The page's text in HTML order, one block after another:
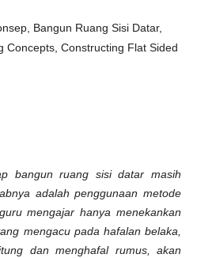
Bangun Ruang Sisi Datar,
Concepts, Constructing Flat Sided
bangun ruang sisi datar masih
adalah penggunaan metode
mengajar hanya menekankan
mengacu pada hafalan belaka,
dan menghafal rumus, akan